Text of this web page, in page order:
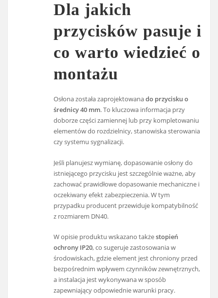
Dla jakich
przycisków pasuje i
co warto wiedzieć o
montażu
Osłona została zaprojektowanado przycisku o
średnicy 40 mm. To kluczowa informacja przy
doborze części zamiennej lub przy kompletowaniu
elementów do rozdzielnicy, stanowiska sterowania
czy systemu sygnalizacji.
Jeśli planujesz wymianę, dopasowanie osłony do
istniejącego przycisku jest szczególnie ważne, aby
zachować prawidłowe dopasowanie mechaniczne i
oczekiwany efekt zabezpieczenia. W tym
przypadku producent przewiduje kompatybilność
z rozmiarem DN40.
W opisie produktu wskazano takżestopień
ochrony IP20, co sugeruje zastosowania w
środowiskach, gdzie element jest chroniony przed
bezpośrednim wpływem czynników zewnętrznych,
a instalacja jest wykonywana w sposób
zapewniający odpowiednie warunki pracy.